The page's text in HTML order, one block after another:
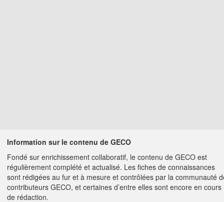
Information sur le contenu de GECO
Fondé sur enrichissement collaboratif, le contenu de GECO est
régulièrement complété et actualisé. Les fiches de connaissances
sont rédigées au fur et à mesure et contrôlées par la communauté
contributeurs GECO, et certaines d’entre elles sont encore en cours
de rédaction.